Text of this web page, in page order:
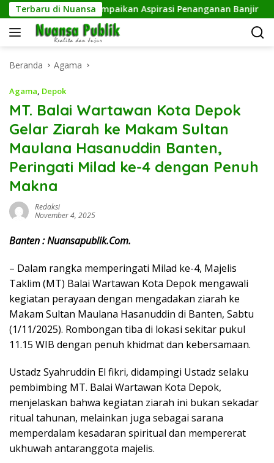
Langsung
ke
konten
Terbaru di Nuansa
23, Warga Sampaikan Aspirasi Penanganan Banjir
Beranda Agama
Agama, Depok
MT. Balai Wartawan Kota Depok
Gelar Ziarah ke Makam Sultan
Maulana Hasanuddin Banten,
Peringati Milad ke-4 dengan Penuh
Makna
Redaksi
November 4, 2025
Banten : Nuansapublik.Com.
– Dalam rangka memperingati Milad ke-4, Majelis
Taklim (MT) Balai Wartawan Kota Depok mengawali
kegiatan perayaan dengan mengadakan ziarah ke
Makam Sultan Maulana Hasanuddin di Banten, Sabtu
(1/11/2025). Rombongan tiba di lokasi sekitar pukul
11.15 WIB dengan penuh khidmat dan kebersamaan.
Ustadz Syahruddin El fikri, didampingi Ustadz selaku
pembimbing MT. Balai Wartawan Kota Depok,
menjelaskan bahwa kegiatan ziarah ini bukan sekadar
ritual tahunan, melainkan juga sebagai sarana
memperdalam kesadaran spiritual dan mempererat
ukhuwah antaranggota majelis.